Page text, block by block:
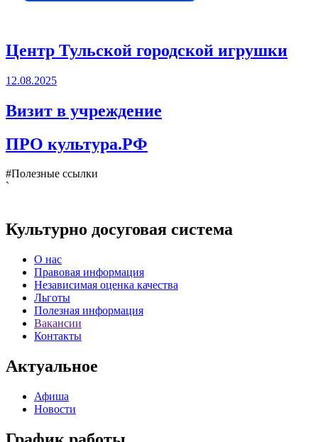
Центр Тульской городской игрушки
12.08.2025
Визит в учреждение
ПРО культура.РФ
#Полезные ссылки
`
Культурно досуговая система
О нас
Правовая информация
Независимая оценка качества
Льготы
Полезная информация
Вакансии
Контакты
Актуальное
Афиша
Новости